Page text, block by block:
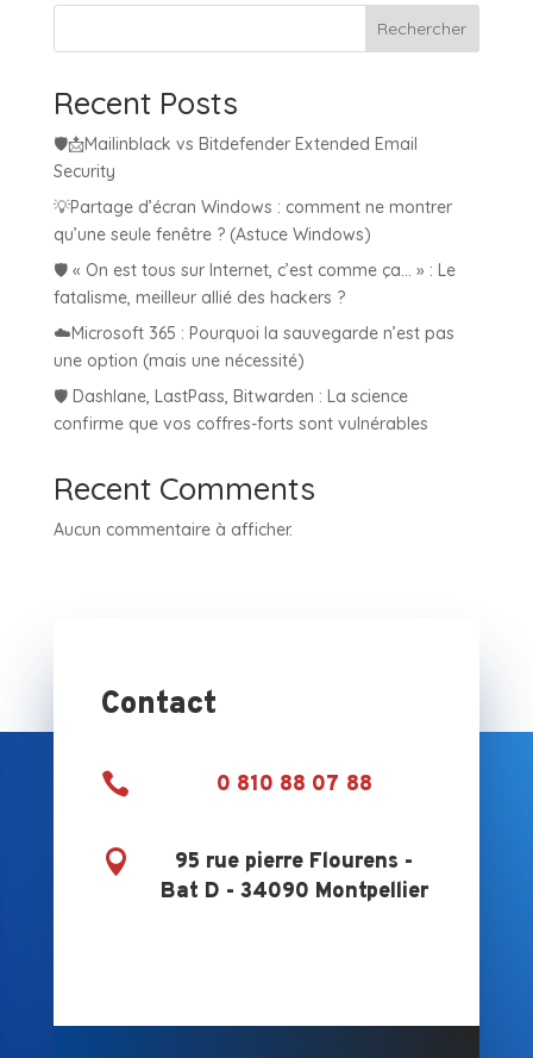
Rechercher
Recent Posts
🛡️📩Mailinblack vs Bitdefender Extended Email
Security
💡Partage d’écran Windows : comment ne montrer
qu’une seule fenêtre ? (Astuce Windows)
🛡️ « On est tous sur Internet, c’est comme ça… » : Le
fatalisme, meilleur allié des hackers ?
☁️Microsoft 365 : Pourquoi la sauvegarde n’est pas
une option (mais une nécessité)
🛡️ Dashlane, LastPass, Bitwarden : La science
confirme que vos coffres-forts sont vulnérables
Recent Comments
Aucun commentaire à afficher.
Contact
 0 810 88 07 88

95 rue pierre Flourens -
Bat D - 34090 Montpellier